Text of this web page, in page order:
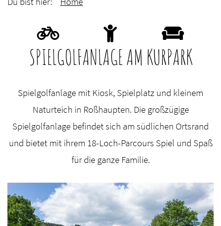
SPIELGOLFANLAGE AM KURPARK
Spielgolfanlage mit Kiosk, Spielplatz und kleinem
Naturteich in Roßhaupten. Die großzügige
Spielgolfanlage befindet sich am südlichen Ortsrand
und bietet mit ihrem 18-Loch-Parcours Spiel und Spaß
für die ganze Familie.